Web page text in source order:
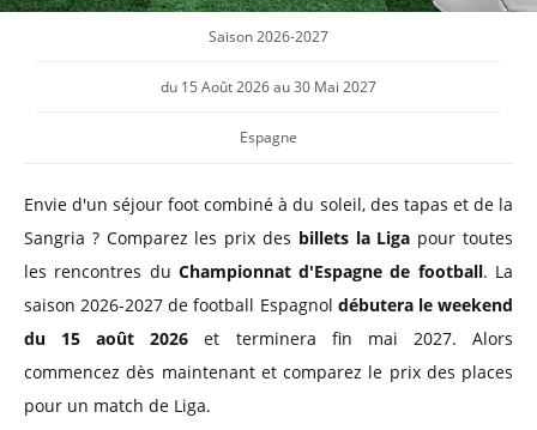
Saison 2026-2027
du 15 Août 2026 au 30 Mai 2027
Espagne
Envie d'un séjour foot combiné à du soleil, des tapas et de la
Sangria ? Comparez les prix des billets la Liga pour toutes
les rencontres du Championnat d'Espagne de football. La
saison 2026-2027 de football Espagnol débutera le weekend
du 15 août 2026 et terminera fin mai 2027. Alors
commencez dès maintenant et comparez le prix des places
pour un match de Liga.